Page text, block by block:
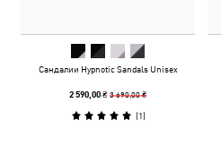
Сандалии Hypnotic Sandals Unisex
2 590,00 ₴3 690,00 ₴
(1)